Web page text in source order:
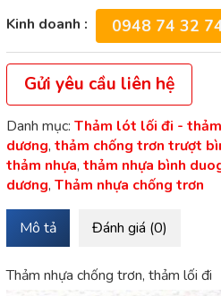
Kinh doanh : 0948 74 32
Gửi yêu cầu liên hệ
Danh mục: Thảm lót lối đi -
dương, thảm chống trơn trượt
thảm nhựa, thảm nhựa bình
dương, Thảm nhựa chống trơn
Mô tả Đánh giá (0)
Thảm nhựa chống trơn, thảm lối đi